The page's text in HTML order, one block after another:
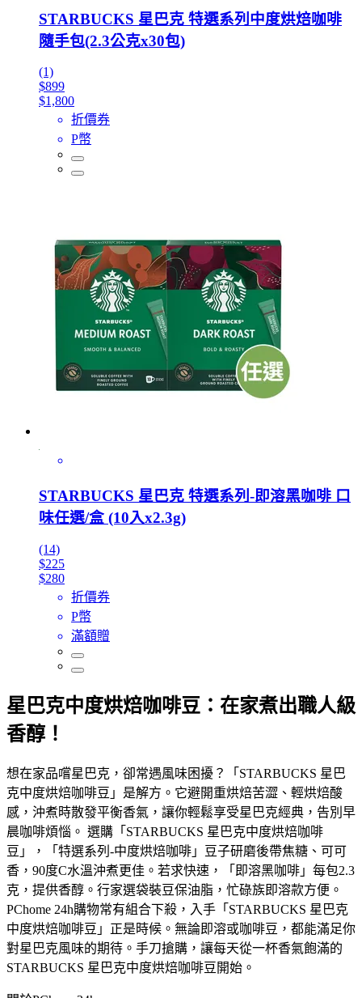
STARBUCKS 星巴克 特選系列中度烘焙咖啡
隨手包(2.3公克x30包)
(1)
$899
$1,800
折價券
P幣
STARBUCKS 星巴克 特選系列-即溶黑咖啡 口
味任選/盒 (10入x2.3g)
(14)
$225
$280
折價券
P幣
滿額贈
星巴克中度烘焙咖啡豆：在家煮出職人級
香醇！
想在家品嚐星巴克，卻常遇風味困擾？「STARBUCKS 星巴
克中度烘焙咖啡豆」是解方。它避開重烘焙苦澀、輕烘焙酸
感，沖煮時散發平衡香氣，讓你輕鬆享受星巴克經典，告別早
晨咖啡煩惱。 選購「STARBUCKS 星巴克中度烘焙咖啡
豆」，「特選系列-中度烘焙咖啡」豆子研磨後帶焦糖、可可
香，90度C水溫沖煮更佳。若求快速，「即溶黑咖啡」每包2.3
克，提供香醇。行家選袋裝豆保油脂，忙碌族即溶款方便。
PChome 24h購物常有組合下殺，入手「STARBUCKS 星巴克
中度烘焙咖啡豆」正是時候。無論即溶或咖啡豆，都能滿足你
對星巴克風味的期待。手刀搶購，讓每天從一杯香氣飽滿的
STARBUCKS 星巴克中度烘焙咖啡豆開始。